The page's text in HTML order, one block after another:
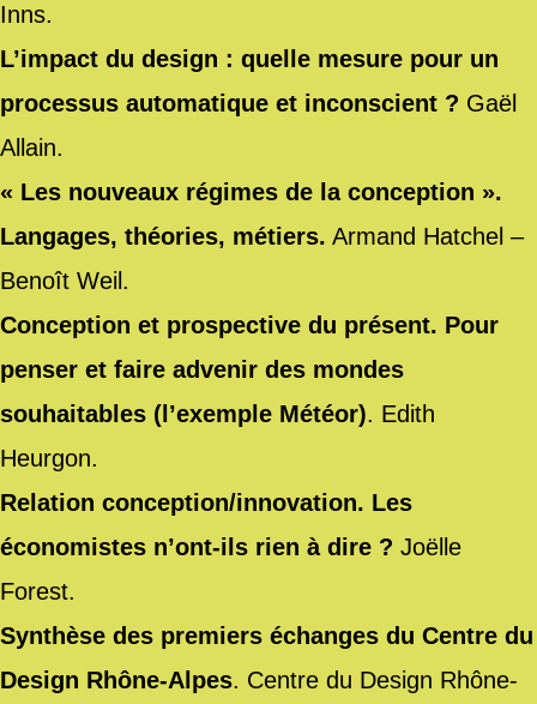
Inns.
L’impact du design : quelle mesure pour un
processus automatique et inconscient ? Gaël
Allain.
« Les nouveaux régimes de la conception ».
Langages, théories, métiers. Armand Hatchel –
Benoît Weil.
Conception et prospective du présent. Pour
penser et faire advenir des mondes
souhaitables (l’exemple Météor). Edith
Heurgon.
Relation conception/innovation. Les
économistes n’ont-ils rien à dire ? Joëlle
Forest.
Synthèse des premiers échanges du Centre du
Design Rhône-Alpes. Centre du Design Rhône-